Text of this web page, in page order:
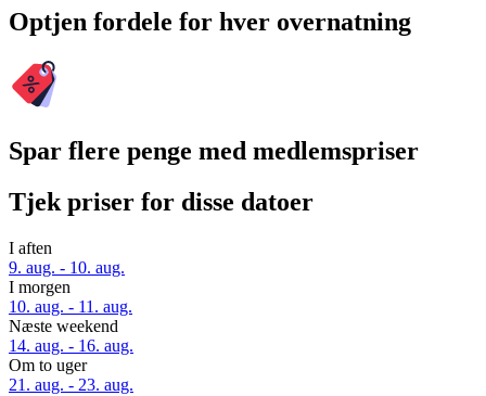
Optjen fordele for hver overnatning
Spar flere penge med medlemspriser
Tjek priser for disse datoer
I aften
9. aug. - 10. aug.
I morgen
10. aug. - 11. aug.
Næste weekend
14. aug. - 16. aug.
Om to uger
21. aug. - 23. aug.